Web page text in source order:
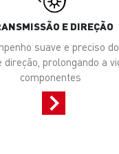
E DIREÇÃO
suave e preciso
prolongando a
componentes